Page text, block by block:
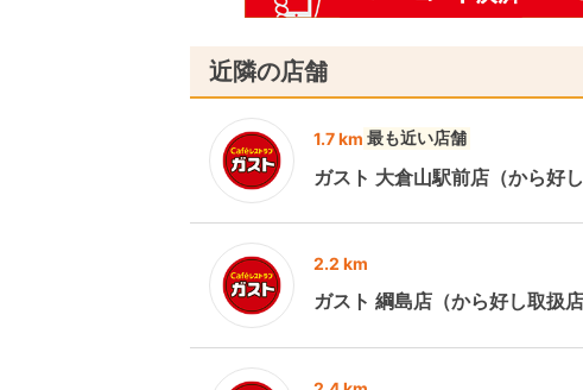
近隣の店舗
1.7 km 最も近い店舗
ガスト 大倉山駅前店（から好し
2.2 km
ガスト 綱島店（から好し取扱店